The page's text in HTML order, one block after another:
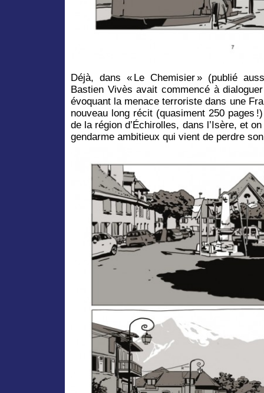
Déjà, dans « Le Chemisier » (publié
Bastien Vivès avait commencé à
évoquant la menace terroriste dans une
nouveau long récit (quasiment 250 pages
de la région d’Échirolles, dans l’Isère, et
gendarme ambitieux qui vient de perdre